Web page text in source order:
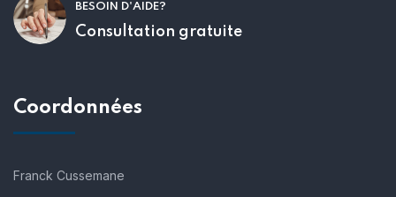
BESOIN D'AIDE?
Consultation gratuite
Coordonnées
Franck Cussemane